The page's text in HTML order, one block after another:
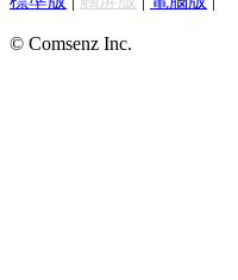
© Comsenz Inc.